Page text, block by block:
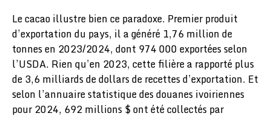
Le cacao illustre bien ce paradoxe. Premier produit
d’exportation du pays, il a généré 1,76 million de
tonnes en 2023/2024, dont 974 000 exportées selon
l’USDA. Rien qu’en 2023, cette filière a rapporté plus
de 3,6 milliards de dollars de recettes d’exportation. Et
selon l’annuaire statistique des douanes ivoiriennes
pour 2024, 692 millions $ ont été collectés par